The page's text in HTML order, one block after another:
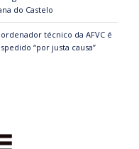
do Castelo
técnico da AFVC é
“por justa causa”